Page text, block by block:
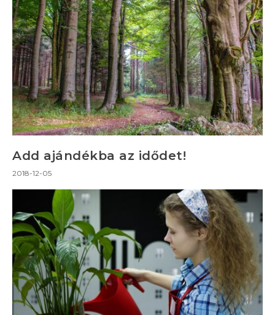
Add ajándékba az idődet!
2018-12-05